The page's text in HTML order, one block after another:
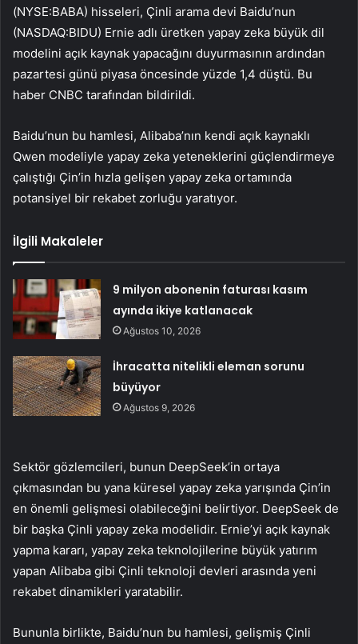
(NYSE:BABA) hisseleri, Çinli arama devi Baidu’nun
(NASDAQ:BIDU) Ernie adlı üretken yapay zeka büyük dil
modelini açık kaynak yapacağını duyurmasının ardından
pazartesi günü piyasa öncesinde yüzde 1,4 düştü. Bu
haber CNBC tarafından bildirildi.
Baidu’nun bu hamlesi, Alibaba’nın kendi açık kaynaklı
Qwen modeliyle yapay zeka yeteneklerini güçlendirmeye
çalıştığı Çin’in hızla gelişen yapay zeka ortamında
potansiyel bir rekabet zorluğu yaratıyor.
İlgili Makaleler
9 milyon abonenin faturası kasım
ayında ikiye katlanacak
Ağustos 10, 2026
İhracatta nitelikli eleman sorunu
büyüyor
Ağustos 9, 2026
Sektör gözlemcileri, bunun DeepSeek’in ortaya
çıkmasından bu yana küresel yapay zeka yarışında Çin’in
en önemli gelişmesi olabileceğini belirtiyor. DeepSeek de
bir başka Çinli yapay zeka modelidir. Ernie’yi açık kaynak
yapma kararı, yapay zeka teknolojilerine büyük yatırım
yapan Alibaba gibi Çinli teknoloji devleri arasında yeni
rekabet dinamikleri yaratabilir.
Bununla birlikte, Baidu’nun bu hamlesi, gelişmiş Çinli